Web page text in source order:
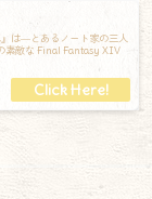
は―とあるノート家の三人
素敵な Final Fantasy XIV